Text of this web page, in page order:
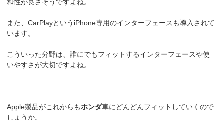
和性が良さそうですよね。
また、CarPlayというiPhone専用のインターフェースも導入されて
います。
こういった分野は、誰にでもフィットするインターフェースや使
いやすさが大切ですよね。
Apple製品がこれからもホンダ車にどんどんフィットしていくので
しょうか。